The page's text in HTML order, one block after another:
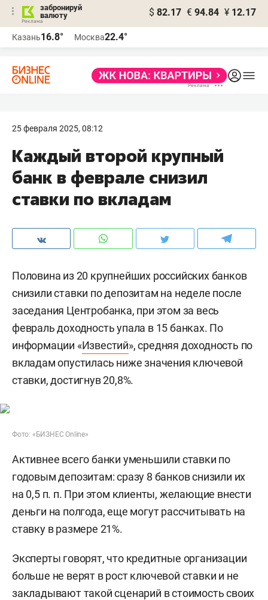
забронируй
валюту
$ 82.17 € 94.84 ¥ 12.17
Казань16.8° Москва22.4°
25 февраля 2025, 08:12
Каждый второй крупный
банк в феврале снизил
ставки по вкладам
Половина из 20 крупнейших российских банков
снизили ставки по депозитам на неделе после
заседания Центробанка, при этом за весь
февраль доходность упала в 15 банках. По
информации «Известий», средняя доходность по
вкладам опустилась ниже значения ключевой
ставки, достигнув 20,8%.
Фото: «БИЗНЕС Online»
Активнее всего банки уменьшили ставки по
годовым депозитам: сразу 8 банков снизили их
на 0,5 п. п. При этом клиенты, желающие внести
деньги на полгода, еще могут рассчитывать на
ставку в размере 21%.
Эксперты говорят, что кредитные организации
больше не верят в рост ключевой ставки и не
закладывают такой сценарий в стоимость своих